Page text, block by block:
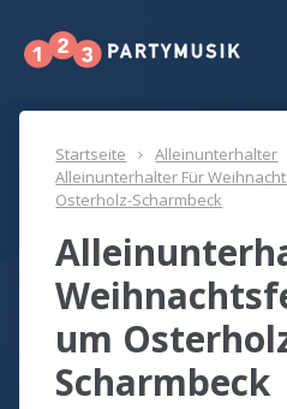
Startseite
Alleinunterhalter
Alleinunterhalter Für
Osterholz-Scharmbeck
um
Scharmbeck